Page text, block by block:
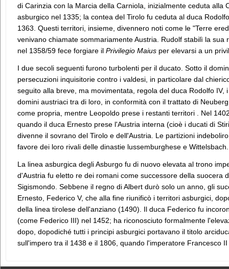
di Carinzia con la Marcia della Carniola, inizialmente ceduta alla
asburgico nel 1335; la contea del Tirolo fu ceduta al duca
1363. Questi territori, insieme, divennero noti come le "Terre
venivano chiamate sommariamente Austria. Rudolf stabilì la sua
nel 1358/59 fece forgiare il Privilegio Maius per elevarsi a un
I due secoli seguenti furono turbolenti per il ducato. Sotto il
persecuzioni inquisitorie contro i valdesi, in particolare dal
seguito alla breve, ma movimentata, regola del duca Rodolfo
domini austriaci tra di loro, in conformità con il trattato di
come propria, mentre Leopoldo prese i restanti territori . Nel
quando il duca Ernesto prese l'Austria interna (cioè i ducati di
divenne il sovrano del Tirolo e dell'Austria. Le partizioni
favore dei loro rivali delle dinastie lussemburghese e Wittelsbach.
La linea asburgica degli Asburgo fu di nuovo elevata al trono
d'Austria fu eletto re dei romani come successore della suocera
Sigismondo. Sebbene il regno di Albert durò solo un anno, gli
Ernesto, Federico V, che alla fine riunificò i territori asburgici,
della linea tirolese dell'anziano (1490). Il duca Federico fu
(come Federico III) nel 1452; ha riconosciuto formalmente
dopo, dopodiché tutti i principi asburgici portavano il titolo
sull'impero tra il 1438 e il 1806, quando l'imperatore Francesco